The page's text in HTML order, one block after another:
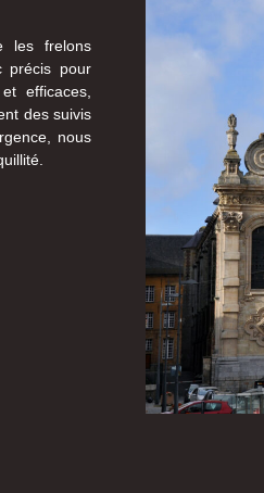
les frelons
précis pour
efficaces,
des suivis
nous